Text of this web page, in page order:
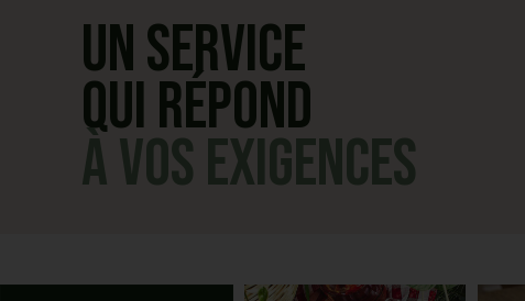
Un service
qui répond
à vos exigences